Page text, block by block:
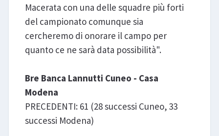
Macerata con una delle squadre più forti
del campionato comunque sia
cercheremo di onorare il campo per
quanto ce ne sarà data possibilità".
Bre Banca Lannutti Cuneo - Casa
Modena
PRECEDENTI: 61 (28 successi Cuneo, 33
successi Modena)